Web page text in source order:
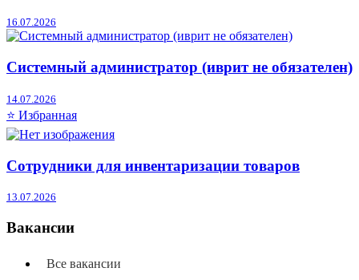
16.07.2026
Системный администратор (иврит не обязателен)
14.07.2026
⭐ Избранная
Сотрудники для инвентаризации товаров
13.07.2026
Вакансии
Все вакансии